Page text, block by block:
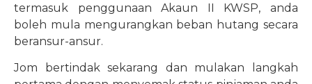
termasuk penggunaan Akaun II KWSP, anda
boleh mula mengurangkan beban hutang secara
beransur-ansur.
Jom bertindak sekarang dan mulakan langkah